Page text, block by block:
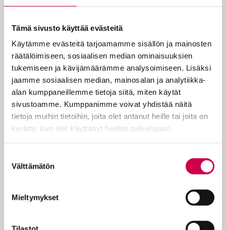
Tämä sivusto käyttää evästeitä
Käytämme evästeitä tarjoamamme sisällön ja mainosten
räätälöimiseen, sosiaalisen median ominaisuuksien
tukemiseen ja kävijämäärämme analysoimiseen. Lisäksi
jaamme sosiaalisen median, mainosalan ja analytiikka-
alan kumppaneillemme tietoja siitä, miten käytät
sivustoamme. Kumppanimme voivat yhdistää näitä
tietoja muihin tietoihin, joita olet antanut heille tai joita on
kerätty, kun olet käyttänyt heidän palvelujaan.
valinta
Välttämätön
Mieltymykset
edellisten sukupolvien löydöistä.
Uskon ketju yltää apostoleihin
saakka.
Maailma loppuu kohta, ajattelivat
ensimmäisen sukupolven kristityt. Niinpä
moni teologinen kysymys voitiin jättää
avoimeksi. Ne kun ratkeavat joka
viipyi. Aluksi sitä ihmeteltiin. Sitten se
kansan. Sen…